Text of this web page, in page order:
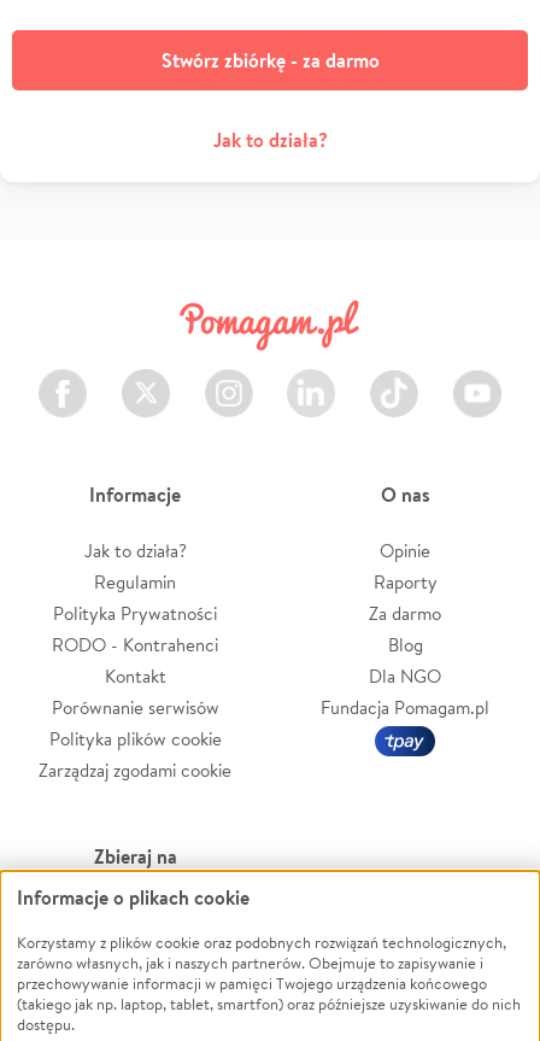
Stwórz zbiórkę - za darmo
Jak to działa?
Facebook Twitter Instagram LinkedIn TikTok Youtube
Informacje
Jak to działa?
Regulamin
Polityka Prywatności
RODO - Kontrahenci
Kontakt
Porównanie serwisów
Polityka plików cookie
Zarządzaj zgodami cookie
O nas
Opinie
Raporty
Za darmo
Blog
Dla NGO
Fundacja Pomagam.pl
Zbieraj na
Leczenie
Zwierzęta
Pożar
Ukraina
Powódź
Wichura
NGO
Informacje o plikach cookie
Korzystamy z plików cookie oraz podobnych rozwiązań technologicznych,
zarówno własnych, jak i naszych partnerów. Obejmuje to zapisywanie i
przechowywanie informacji w pamięci Twojego urządzenia końcowego
(takiego jak np. laptop, tablet, smartfon) oraz późniejsze uzyskiwanie do nich
dostępu.